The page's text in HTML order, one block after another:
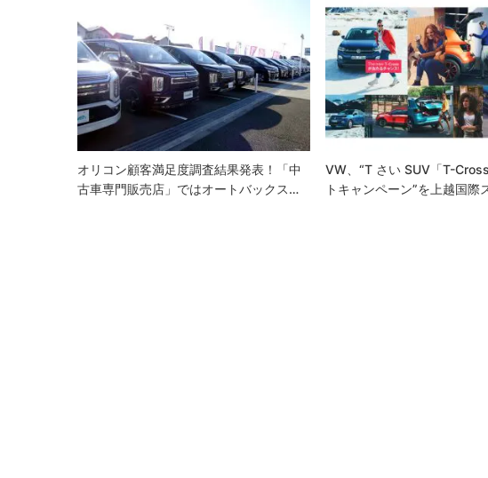
ゲ
ー
シ
ョ
ン
オリコン顧客満足度調査結果発表！「中
古車専門販売店」ではオートバックス…
VW、“T さい SUV「T-
トキャンペーン”を上越国際